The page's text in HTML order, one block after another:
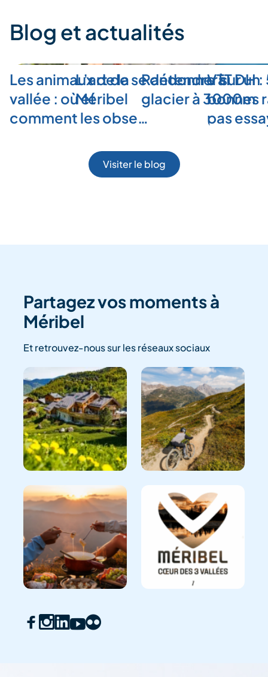
Blog et actualités
Les animaux de la
vallée : où et
comment les obse…
L’art de se détendre à
Méribel
Randonner sur un
glacier à 3000m
VTT DH
bonnes
pas
Visiter le blog
Partagez vos moments à
Méribel
Et retrouvez-nous sur les réseaux sociaux